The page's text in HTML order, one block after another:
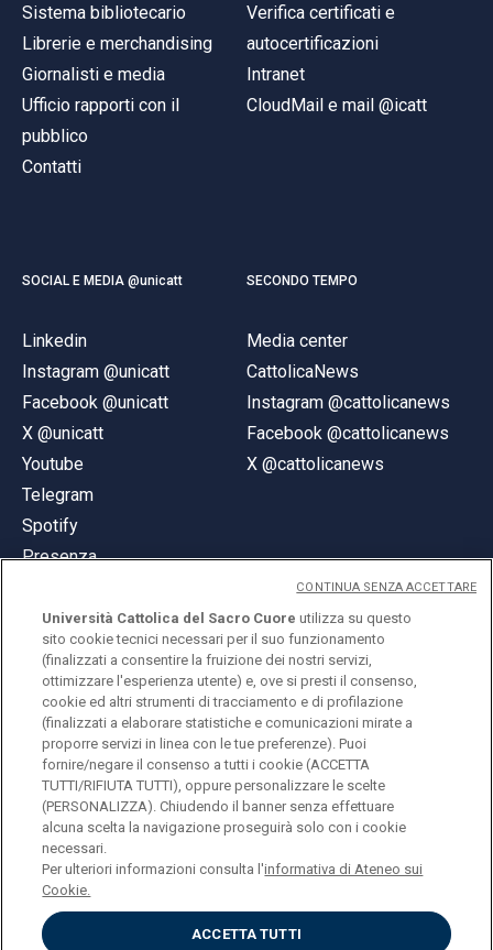
Sistema bibliotecario
Librerie e merchandising
Giornalisti e media
Ufficio rapporti con il
pubblico
Contatti
Verifica certificati e
autocertificazioni
Intranet
CloudMail e mail @icatt
SOCIAL E MEDIA @unicatt
Linkedin
Instagram @unicatt
Facebook @unicatt
X @unicatt
Youtube
Telegram
Spotify
Presenza
SECONDO TEMPO
Media center
CattolicaNews
Instagram @cattolicanews
Facebook @cattolicanews
X @cattolicanews
© Università Cattolica del Sacro Cuore
Largo A. Gemelli 1, 20123 Milano
PI 02133120150
ENGLISH
Università Cattolica del Sacro Cuore utilizza su questo
sito cookie tecnici necessari per il suo funzionamento
(finalizzati a consentire la fruizione dei nostri servizi,
ottimizzare l'esperienza utente) e, ove si presti il consenso,
cookie ed altri strumenti di tracciamento e di profilazione
(finalizzati a elaborare statistiche e comunicazioni mirate a
proporre servizi in linea con le tue preferenze). Puoi
fornire/negare il consenso a tutti i cookie (ACCETTA
TUTTI/RIFIUTA TUTTI), oppure personalizzare le scelte
(PERSONALIZZA). Chiudendo il banner senza effettuare
alcuna scelta la navigazione proseguirà solo con i cookie
necessari.
Per ulteriori informazioni consulta l'informativa di Ateneo sui
Cookie.
ACCETTA TUTTI
CONTINUA SENZA ACCETTARE